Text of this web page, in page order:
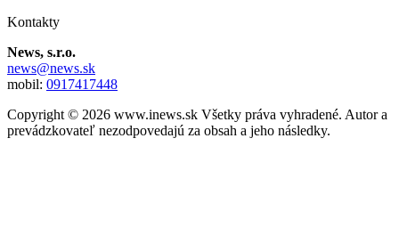
Kontakty
News, s.r.o.
news@news.sk
mobil: 0917417448
Copyright © 2026 www.inews.sk Všetky práva vyhradené. Autor a
prevádzkovateľ nezodpovedajú za obsah a jeho následky.